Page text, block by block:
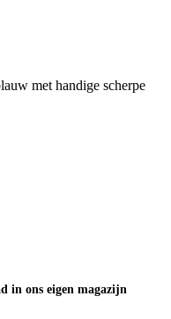
met handige scherpe
in ons eigen magazijn